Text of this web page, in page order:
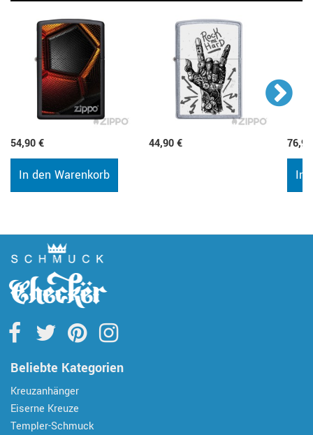
54,90 €
In den Warenkorb
44,90 €
In
Beliebte Kategorien
Kreuzanhänger
Eiserne Kreuze
Templer-Schmuck